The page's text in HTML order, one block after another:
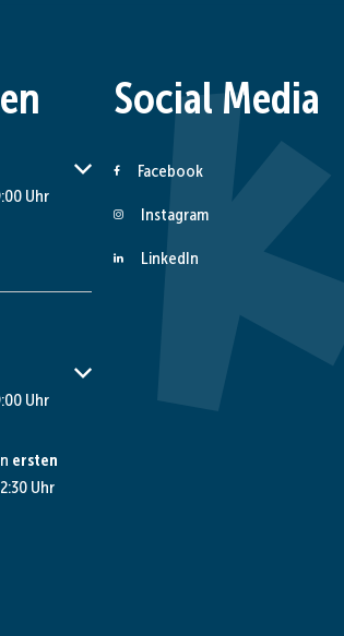
Schließzeiten auszublenden
Uhr
Schließzeiten auszublenden
Uhr
ersten
Uhr
Social Media
Facebook
Instagram
LinkedIn